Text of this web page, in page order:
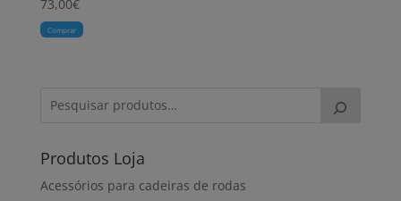
73,00€
Comprar
Produtos Loja
Acessórios para cadeiras de rodas